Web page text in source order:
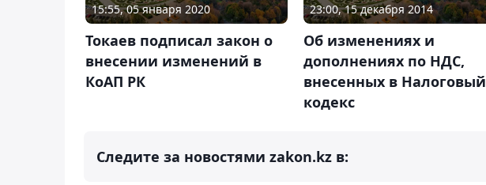
15:55, 05 января 2020
Токаев подписал закон о
внесении изменений в
КоАП РК
23:00, 15 декабря 2014
Об изменениях и
дополнениях по НДС,
внесенных в Налоговый
кодекс
Следите за новостями zakon.kz в: